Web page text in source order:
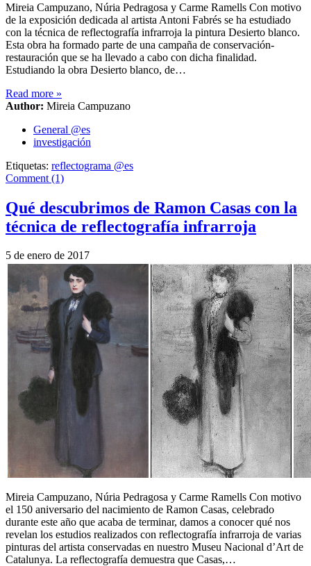
Mireia Campuzano, Núria Pedragosa y Carme Ramells Con motivo
de la exposición dedicada al artista Antoni Fabrés se ha estudiado
con la técnica de reflectografía infrarroja la pintura Desierto blanco.
Esta obra ha formado parte de una campaña de conservación-
restauración que se ha llevado a cabo con dicha finalidad.
Estudiando la obra Desierto blanco, de…
Read more »
Author: Mireia Campuzano
General @es
investigación
Etiquetas: reflectograma @es
Comment (1)
Qué descubrimos de Ramon Casas con la
técnica de reflectografía infrarroja
5 de enero de 2017
Mireia Campuzano, Núria Pedragosa y Carme Ramells Con motivo
el 150 aniversario del nacimiento de Ramon Casas, celebrado
durante este año que acaba de terminar, damos a conocer qué nos
revelan los estudios realizados con reflectografía infrarroja de varias
pinturas del artista conservadas en nuestro Museu Nacional d’Art de
Catalunya. La reflectografía demuestra que Casas,…